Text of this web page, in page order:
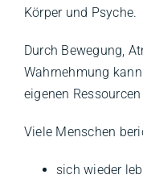
Körper und Psyche.
Durch Bewegung,
Wahrnehmung
eigenen
Viele Menschen
sich wieder